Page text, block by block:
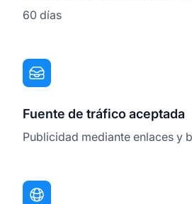
60 días
Fuente de tráfico aceptada
Publicidad mediante enlaces y